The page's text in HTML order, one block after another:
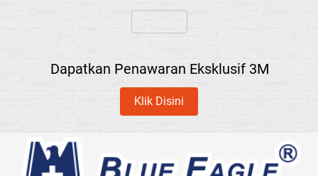
Dapatkan Penawaran Eksklusif 3M
`Klik Disini